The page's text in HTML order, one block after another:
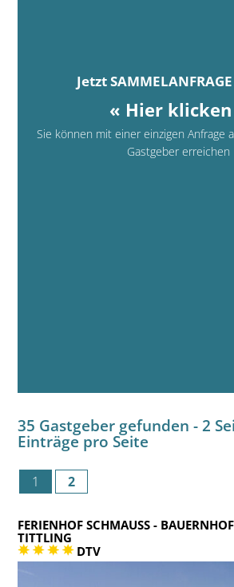
Jetzt
« Hier
Sie können mit einer einzigen Anfrage
Gastgeber erreichen
35 Gastgeber gefunden - 2
Einträge pro Seite
1 2
FERIENHOF SCHMAUSS -
TITTLING
DTV